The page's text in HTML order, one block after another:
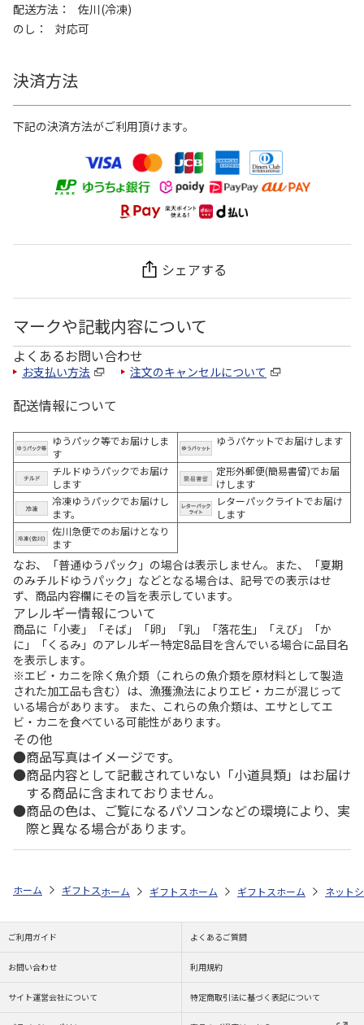
配送方法
佐川(冷凍)
のし
対応可
決済方法
下記の決済方法がご利用頂けます。
シェアする
マークや記載内容について
よくあるお問い合わせ
お支払い方法 注文のキャンセルについて
配送情報について
ゆうパック等でお届けしま
す
ゆうパケットでお届けします
チルドゆうパックでお届け
します
定形外郵便(簡易書留)でお届
けします
冷凍ゆうパックでお届けし
ます。
レターパックライトでお届け
します
佐川急便でのお届けとなり
ます
なお、「普通ゆうパック」の場合は表示しません。また、「夏期
のみチルドゆうパック」などとなる場合は、記号での表示はせ
ず、商品内容欄にその旨を表示しています。
アレルギー情報について
商品に「小麦」「そば」「卵」「乳」「落花生」「えび」「か
に」「くるみ」のアレルギー特定8品目を含んでいる場合に品目名
を表示します。
※エビ・カニを除く魚介類（これらの魚介類を原材料として製造
された加工品も含む）は、漁獲漁法によりエビ・カニが混じって
いる場合があります。 また、これらの魚介類は、エサとしてエ
ビ・カニを食べている可能性があります。
その他
商品写真はイメージです。
商品内容として記載されていない「小道具類」はお届け
する商品に含まれておりません。
商品の色は、ご覧になるパソコンなどの環境により、実
際と異なる場合があります。
ホーム ギフトストア お中元・夏ギフト特集 2026 おすすめ ご当地
ホーム ギフトストア お中元・夏ギフト特集 2026
ホーム ギフトストア お中元・
ホーム ネット
ご利用ガイド よくあるご質問
お問い合わせ 利用規約
サイト運営会社について 特定商取引法に基づく表記について